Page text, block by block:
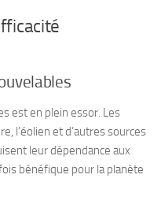
est en plein essor. Les
l’éolien et d’autres sources
leur dépendance aux
bénéfique pour la planète